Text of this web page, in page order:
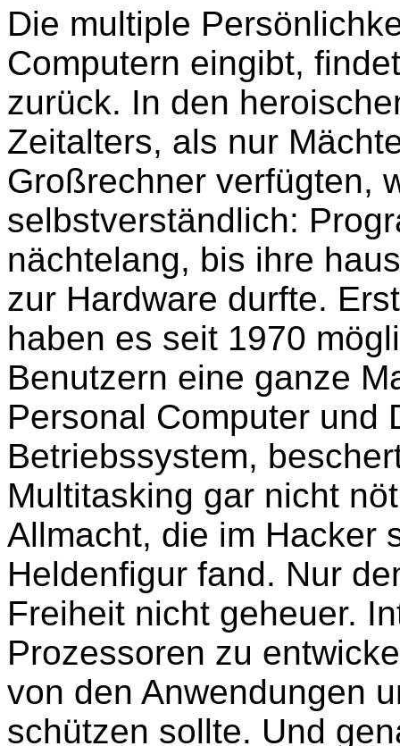
Die multiple
Computern eingibt,
zurück. In den
Zeitalters, als nur
Großrechner verfügten,
selbstverständlich:
nächtelang, bis ihre
zur Hardware durfte.
haben es seit 1970
Benutzern eine ganze
Personal Computer und
Betriebssystem,
Multitasking gar nicht
Allmacht, die im Hacker
Heldenfigur fand. Nur
Freiheit nicht geheuer.
Prozessoren zu
von den Anwendungen
schützen sollte. Und